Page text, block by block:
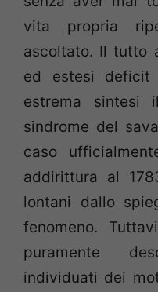
vita propria
ascoltato. Il tutto
ed estesi
estrema sintesi
sindrome del
caso
addirittura al
lontani dallo
fenomeno.
puramente
individuati dei